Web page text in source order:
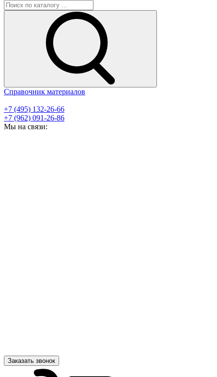
Справочник материалов
+7 (495) 132-26-66
+7 (962) 091-26-86
Мы на связи:
Заказать звонок